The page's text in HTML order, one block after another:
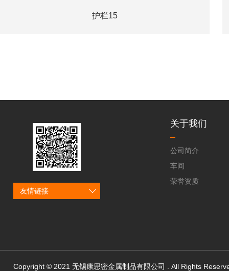
护栏15
友情链接
关于我们
公司简介
车间
荣誉资质
Copyright © 2021 无锡康思密金属制品有限公司 . All Rights